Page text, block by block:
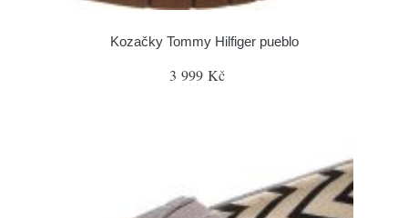
Kozačky Tommy Hilfiger pueblo
3 999 Kč